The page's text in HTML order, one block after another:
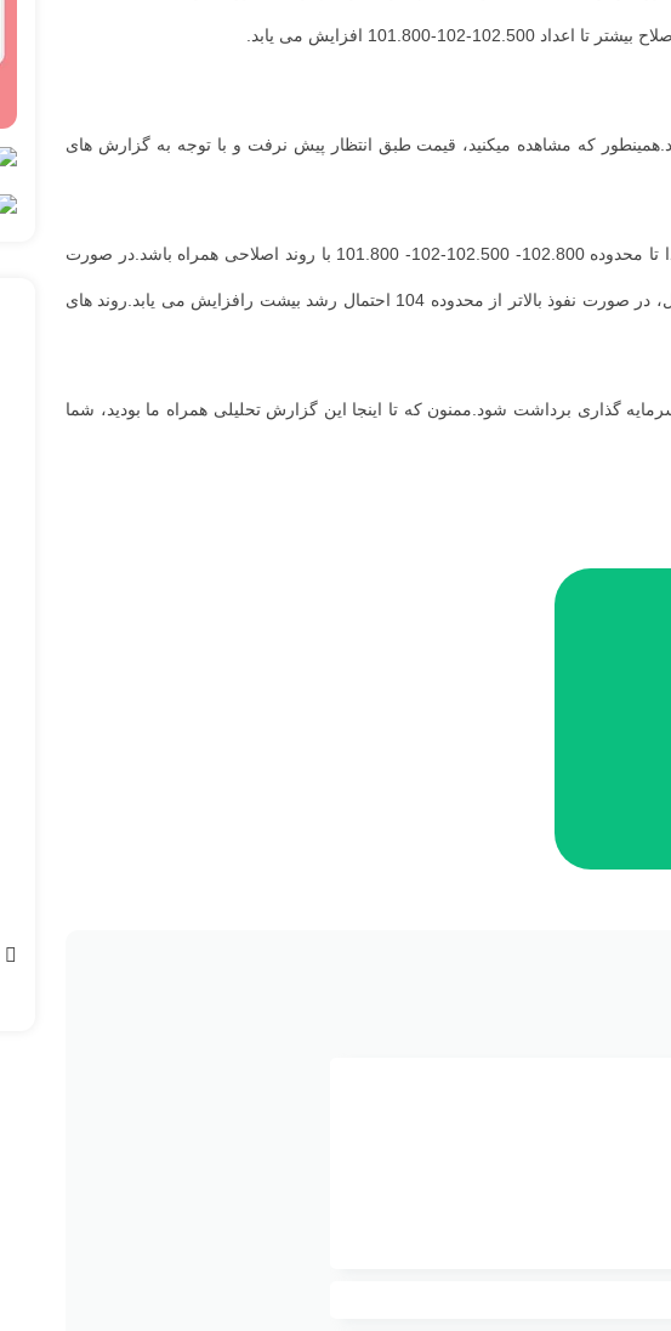
انتظار می رفت که قیمت پس از اصلاح جزئی مجددا تا محدوده های 105 با رشد همراه باشد.همینطور که مشاهده میکنید، قیمت طبق انتظار پیش نرفت و با توجه به گزارش های
در حال حاضر در محدوده 103.200 قرار دارد.در تایم کوتاه مدت انتظار می رود که قیمت پس از نوسانات مثبت در صورت پولبک مجددا تا محدوده 102.800- 102.500-102- 101.800 با روند اصلاحی همراه باشد.در صورت
نوسانات مثبت برای درک بهتر ادامه روند حرکتی باید دید که قیمت به محدوده های 103.500- 104 چه واکنشی نشان خواهد داد.در مقابل، در صورت نفوذ بالاتر از محدوده 104 احتمال رشد بیشت رافزایش می یابد.روند های
گذاری برداشت شود.ممنون که تا اینجا این گزارش تحلیلی همراه ما بودید، شما